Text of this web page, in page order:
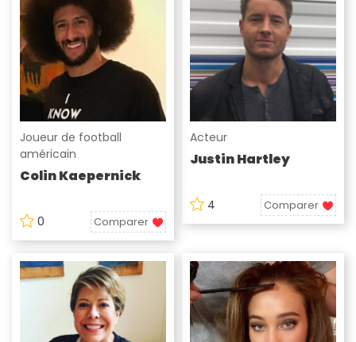
Joueur de football
américain
Colin Kaepernick
0 Comparer
Acteur
Justin Hartley
4 Comparer